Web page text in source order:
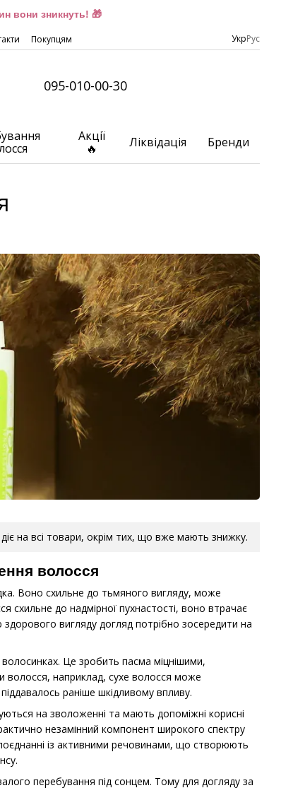
вони зникнуть! 🎁
Покупцям УкрРус
095-010-00-30
Акції
🔥
Ліквідація Бренди
на всі товари, окрім тих, що вже мають знижку.
волосся
Воно схильне до тьмяного вигляду, може
до надмірної пухнастості, воно втрачає
вигляду догляд потрібно зосередити на
Це зробить пасма міцнішими,
волосся, наприклад, сухе волосся може
раніше шкідливому впливу.
на зволоженні та мають допоміжні корисні
незамінний компонент широкого спектру
із активними речовинами, що створюють
перебування під сонцем. Тому для догляду за